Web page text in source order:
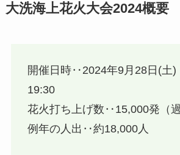
大洗海上花火大会2024概要
開催日時‥2024年9月28日(土
19:30
花火打ち上げ数‥15,000発（過
例年の人出‥約18,000人